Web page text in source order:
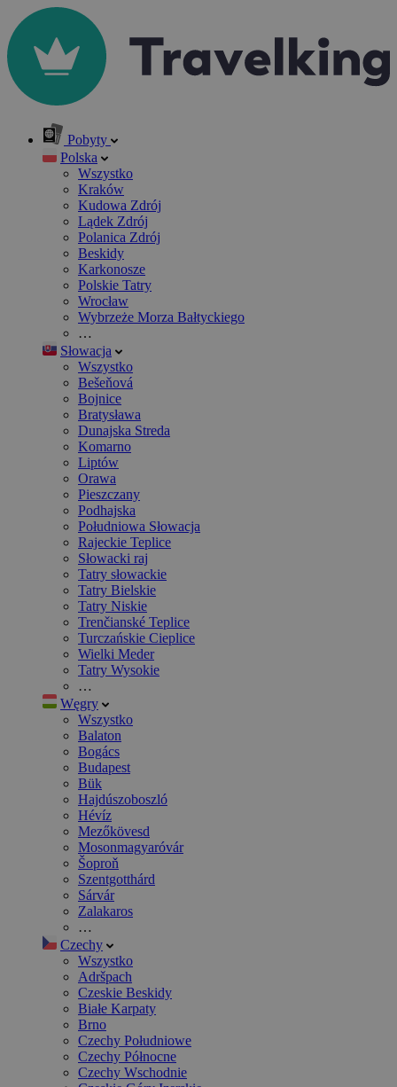
Pobyty
Polska
Wszystko
Kraków
Kudowa Zdrój
Lądek Zdrój
Polanica Zdrój
Beskidy
Karkonosze
Polskie Tatry
Wrocław
Wybrzeże Morza Bałtyckiego
…
Słowacja
Wszystko
Bešeňová
Bojnice
Bratysława
Dunajska Streda
Komarno
Liptów
Orawa
Pieszczany
Podhajska
Południowa Słowacja
Rajeckie Teplice
Słowacki raj
Tatry słowackie
Tatry Bielskie
Tatry Niskie
Trenčianské Teplice
Turczańskie Cieplice
Wielki Meder
Tatry Wysokie
…
Węgry
Wszystko
Balaton
Bogács
Budapest
Bük
Hajdúszoboszló
Hévíz
Mezőkövesd
Mosonmagyaróvár
Šoproň
Szentgotthárd
Sárvár
Zalakaros
…
Czechy
Wszystko
Adršpach
Czeskie Beskidy
Białe Karpaty
Brno
Czechy Południowe
Czechy Północne
Czechy Wschodnie